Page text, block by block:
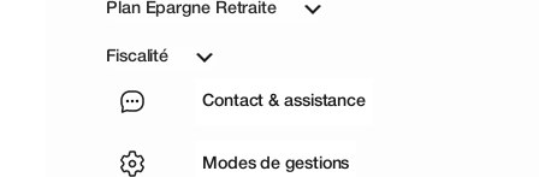
Plan Épargne Retraite
Fiscalité
Contact & assistance
Modes de gestions